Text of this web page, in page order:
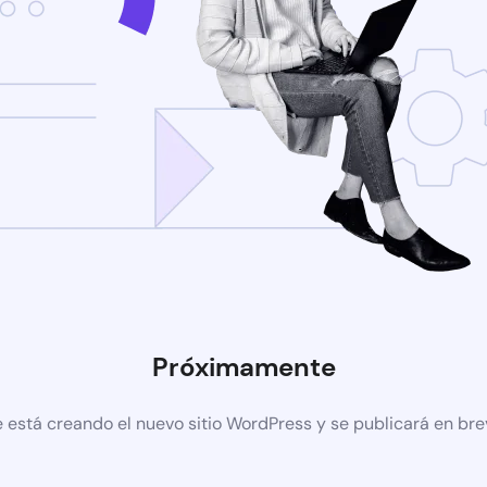
Próximamente
está creando el nuevo sitio WordPress y se publicará en